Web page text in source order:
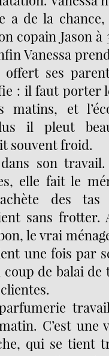
a de la
copain Jason
Vanessa
ses
: il faut porter
matins, et
il pleut
souvent froid.
dans son
elle fait le
des tas
sans frotter.
le vrai
une fois par
coup de balai
C’est une
qui se tient